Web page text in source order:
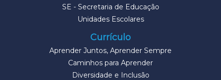
SE - Secretaria de Educação
Unidades Escolares
Currículo
Aprender Juntos, Aprender Sempre
Caminhos para Aprender
Diversidade e Inclusão